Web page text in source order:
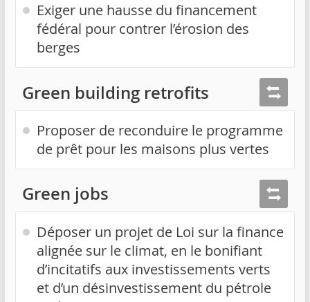
Exiger une hausse du financement
fédéral pour contrer l’érosion des
berges
Green building retrofits
Proposer de reconduire le programme
de prêt pour les maisons plus vertes
Green jobs
Déposer un projet de Loi sur la finance
alignée sur le climat, en le bonifiant
d’incitatifs aux investissements verts
et d’un désinvestissement du pétrole